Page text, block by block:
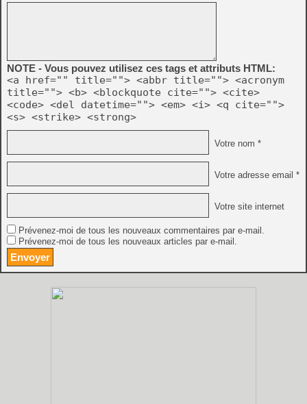
NOTE - Vous pouvez utilisez ces tags et attributs HTML:
<a href="" title=""> <abbr title=""> <acronym
title=""> <b> <blockquote cite=""> <cite>
<code> <del datetime=""> <em> <i> <q cite="">
<s> <strike> <strong>
Votre nom *
Votre adresse email *
Votre site internet
Prévenez-moi de tous les nouveaux commentaires par e-mail.
Prévenez-moi de tous les nouveaux articles par e-mail.